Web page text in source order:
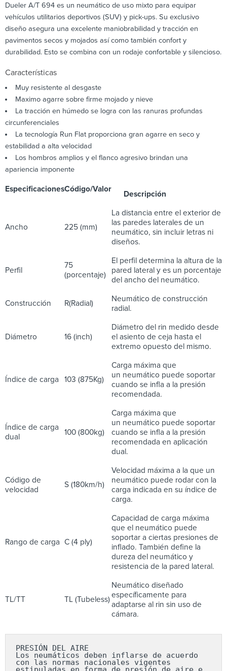
Dueler A/T 694 es un neumático de uso mixto para equipar
vehículos utilitarios deportivos (SUV) y pick-ups. Su exclusivo
diseño asegura una excelente maniobrabilidad y tracción en
pavimentos secos y mojados así como también confort y
durabilidad. Esto se combina con un rodaje confortable y silencioso.
Características
Muy resistente al desgaste
Maximo agarre sobre firme mojado y nieve
La tracción en húmedo se logra con las ranuras profundas
circunferenciales
La tecnología Run Flat proporciona gran agarre en seco y
estabilidad a alta velocidad
Los hombros amplios y el flanco agresivo brindan una
apariencia imponente
EspecificacionesCódigo/Valor
Descripción
Ancho 225 (mm)
La distancia entre el exterior de
las paredes laterales de un
neumático, sin incluir letras ni
diseños.
Perfil
75
(porcentaje)
El perfil determina la altura de la
pared lateral y es un porcentaje
del ancho del neumático.
Construcción R(Radial)
Neumático de construcción
radial.
Diámetro 16 (inch)
Diámetro del rin medido desde
el asiento de ceja hasta el
extremo opuesto del mismo.
Índice de carga 103 (875Kg)
Carga máxima que
un neumático puede soportar
cuando se infla a la presión
recomendada.
Índice de carga
dual
100 (800kg)
Carga máxima que
un neumático puede soportar
cuando se infla a la presión
recomendada en aplicación
dual.
Código de
velocidad
S (180km/h)
Velocidad máxima a la que un
neumático puede rodar con la
carga indicada en su índice de
carga.
Rango de carga C (4 ply)
Capacidad de carga máxima
que el neumático puede
soportar a ciertas presiones de
inflado. También define la
dureza del neumático y
resistencia de la pared lateral.
TL/TT TL (Tubeless)
Neumático diseñado
específicamente para
adaptarse al rin sin uso de
cámara.
PRESIÓN DEL AIRE
Los neumáticos deben inflarse de acuerdo
con las normas nacionales vigentes
estipuladas en forma de presión de aire e